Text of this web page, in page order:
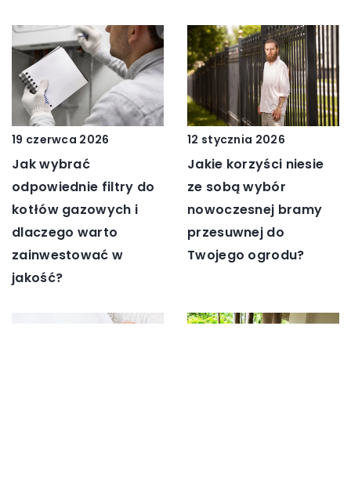
19 czerwca 2026
Jak wybrać
odpowiednie filtry do
kotłów gazowych i
dlaczego warto
zainwestować w
jakość?
12 stycznia 2026
Jakie korzyści niesie
ze sobą wybór
nowoczesnej bramy
przesuwnej do
Twojego ogrodu?